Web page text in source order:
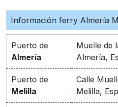
Información ferry Almería
Puerto de
Almería
Muelle de
Almería,
Puerto de
Melilla
Calle
Melilla,